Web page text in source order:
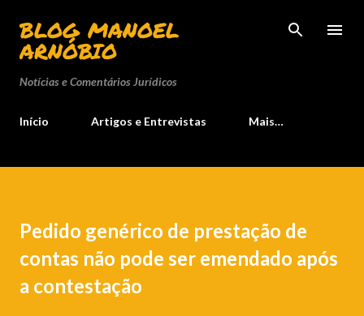
Pular para o conteúdo principal
BLOG MANOEL
ARNÓBIO
Notícias e Comentários Jurídicos
Início Artigos e Entrevistas Mais…
Pedido genérico de prestação de
contas não pode ser emendado após
a contestação